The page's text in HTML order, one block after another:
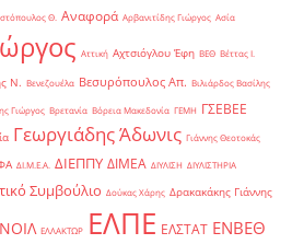
Θ. Αναφορά Αρβανιτίδης Γιώργος Ασία
Αττική Αχτσιόγλου Έφη ΒΕΘ Βέττας Ι.
Ν. Βενεζουέλα Βεσυρόπουλος Απ. Βιλιάρδος Βασίλης
Γιώργος Βρετανία Βόρεια Μακεδονία ΓΕΜΗ ΓΣΕΒΕΕ
Γεωργιάδης Άδωνις Γιάννης Θεοτοκάς
ΔΙ.Μ.Ε.Α. ΔΙΕΠΠΥ ΔΙΜΕΑ ΔΙΥΛΙΣΗ ΔΙΥΛΙΣΤΗΡΙΑ
Συμβούλιο Δούκας Χάρης Δρακακάκης Γιάννης
ΕΛΛΑΚΤΩΡ ΕΛΠΕ ΕΛΣΤΑΤ ΕΝΒΕΘ